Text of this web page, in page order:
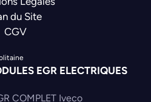
du Site
CGV
EGR ELECTRIQUES
COMPLET Iveco